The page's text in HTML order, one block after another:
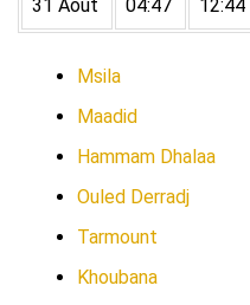
31 Août 04:47 12:44
Msila
Maadid
Hammam Dhalaa
Ouled Derradj
Tarmount
Khoubana